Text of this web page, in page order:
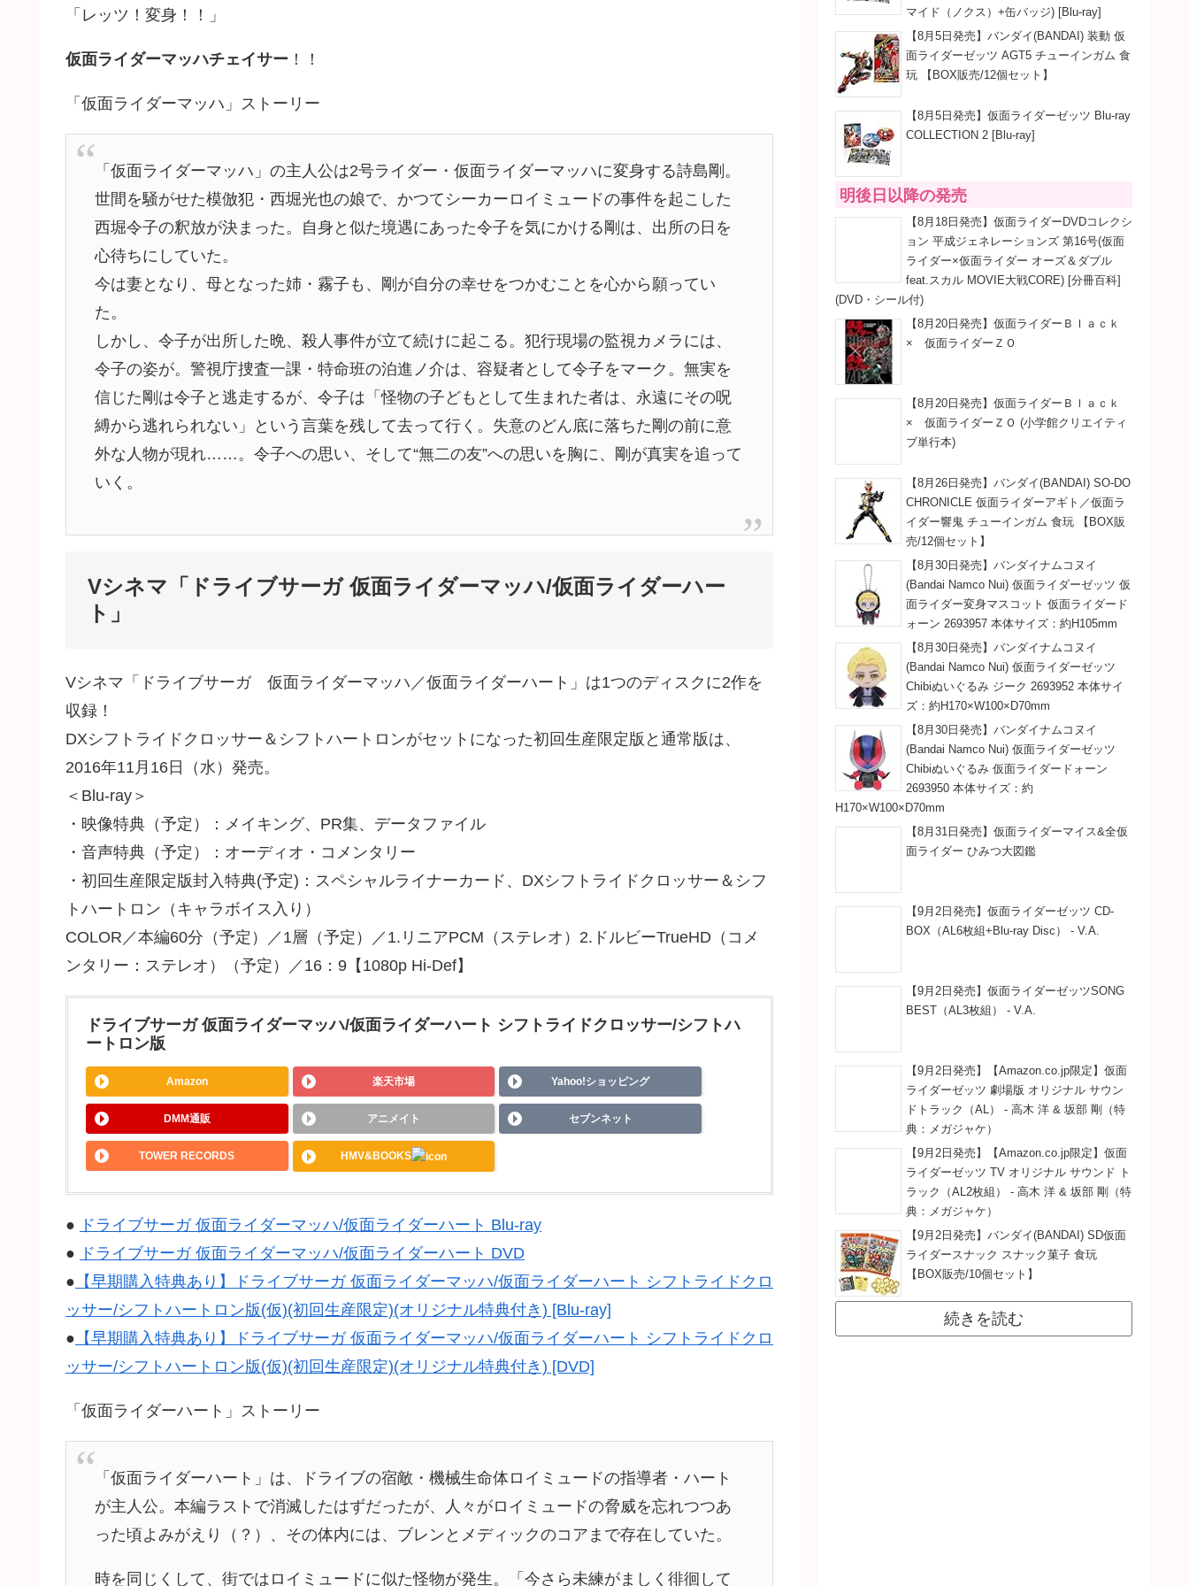
「レッツ！変身！！」
仮面ライダーマッハチェイサー ！！
「仮面ライダーマッハ」ストーリー
「仮面ライダーマッハ」の主人公は2号ライダー・仮面ライダーマッハに変身する詩島剛。
世間を騒がせた模倣犯・西堀光也の娘で、かつてシーカーロイミュードの事件を起こした
西堀令子の釈放が決まった。自身と似た境遇にあった令子を気にかける剛は、出所の日を
心待ちにしていた。
今は妻となり、母となった姉・霧子も、剛が自分の幸せをつかむことを心から願ってい
た。
しかし、令子が出所した晩、殺人事件が立て続けに起こる。犯行現場の監視カメラには、
令子の姿が。警視庁捜査一課・特命班の泊進ノ介は、容疑者として令子をマーク。無実を
信じた剛は令子と逃走するが、令子は「怪物の子どもとして生まれた者は、永遠にその呪
縛から逃れられない」という言葉を残して去って行く。失意のどん底に落ちた剛の前に意
外な人物が現れ……。令子への思い、そして“無二の友”への思いを胸に、剛が真実を追って
いく。
Vシネマ「ドライブサーガ 仮面ライダーマッハ/仮面ライダーハー
ト」
Vシネマ「ドライブサーガ 仮面ライダーマッハ／仮面ライダーハート」は1つのディスクに2作を
収録！
DXシフトライドクロッサー＆シフトハートロンがセットになった初回生産限定版と通常版は、
2016年11月16日（水）発売。
＜Blu-ray＞
・映像特典（予定）：メイキング、PR集、データファイル
・音声特典（予定）：オーディオ・コメンタリー
・初回生産限定版封入特典(予定)：スペシャルライナーカード、DXシフトライドクロッサー＆シフ
トハートロン（キャラボイス入り）
COLOR／本編60分（予定）／1層（予定）／1.リニアPCM（ステレオ）2.ドルビーTrueHD（コメ
ンタリー：ステレオ）（予定）／16：9【1080p Hi-Def】
ドライブサーガ 仮面ライダーマッハ/仮面ライダーハート シフトライドクロッサー/シフトハ
ートロン版
Amazon 楽天市場 Yahoo!ショッピング
DMM通販 アニメイト セブンネット
TOWER RECORDS HMV&BOOKS
●
ドライブサーガ 仮面ライダーマッハ/仮面ライダーハート Blu-ray
●
ドライブサーガ 仮面ライダーマッハ/仮面ライダーハート DVD
● 【早期購入特典あり】ドライブサーガ 仮面ライダーマッハ/仮面ライダーハート シフトライドクロ
ッサー/シフトハートロン版(仮)(初回生産限定)(オリジナル特典付き) [Blu-ray]
● 【早期購入特典あり】ドライブサーガ 仮面ライダーマッハ/仮面ライダーハート シフトライドクロ
ッサー/シフトハートロン版(仮)(初回生産限定)(オリジナル特典付き) [DVD]
「仮面ライダーハート」ストーリー
「仮面ライダーハート」は、ドライブの宿敵・機械生命体ロイミュードの指導者・ハート
が主人公。本編ラストで消滅したはずだったが、人々がロイミュードの脅威を忘れつつあ
った頃よみがえり（？）、その体内には、ブレンとメディックのコアまで存在していた。
時を同じくして、街ではロイミュードに似た怪物が発生。「今さら未練がましく徘徊して
マイド（ノクス）+缶バッジ) [Blu-ray]
【8月5日発売】バンダイ(BANDAI) 装動 仮
面ライダーゼッツ AGT5 チューインガム 食
玩 【BOX販売/12個セット】
【8月5日発売】仮面ライダーゼッツ Blu-ray
COLLECTION 2 [Blu-ray]
明後日以降の発売
【8月18日発売】仮面ライダーDVDコレクシ
ョン 平成ジェネレーションズ 第16号(仮面
ライダー×仮面ライダー オーズ＆ダブル
feat.スカル MOVIE大戦CORE) [分冊百科]
(DVD・シール付)
【8月20日発売】仮面ライダーＢｌａｃｋ
× 仮面ライダーＺＯ
【8月20日発売】仮面ライダーＢｌａｃｋ
× 仮面ライダーＺＯ (小学館クリエイティ
ブ単行本)
【8月26日発売】バンダイ(BANDAI) SO-DO
CHRONICLE 仮面ライダーアギト／仮面ラ
イダー響鬼 チューインガム 食玩 【BOX販
売/12個セット】
【8月30日発売】バンダイナムコヌイ
(Bandai Namco Nui) 仮面ライダーゼッツ 仮
面ライダー変身マスコット 仮面ライダード
ォーン 2693957 本体サイズ：約H105mm
【8月30日発売】バンダイナムコヌイ
(Bandai Namco Nui) 仮面ライダーゼッツ
Chibiぬいぐるみ ジーク 2693952 本体サイ
ズ：約H170×W100×D70mm
【8月30日発売】バンダイナムコヌイ
(Bandai Namco Nui) 仮面ライダーゼッツ
Chibiぬいぐるみ 仮面ライダードォーン
2693950 本体サイズ：約
H170×W100×D70mm
【8月31日発売】仮面ライダーマイス&全仮
面ライダー ひみつ大図鑑
【9月2日発売】仮面ライダーゼッツ CD-
BOX（AL6枚組+Blu-ray Disc） - V.A.
【9月2日発売】仮面ライダーゼッツSONG
BEST（AL3枚組） - V.A.
【9月2日発売】【Amazon.co.jp限定】仮面
ライダーゼッツ 劇場版 オリジナル サウン
ドトラック（AL） - 高木 洋 & 坂部 剛（特
典：メガジャケ）
【9月2日発売】【Amazon.co.jp限定】仮面
ライダーゼッツ TV オリジナル サウンド ト
ラック（AL2枚組） - 高木 洋 & 坂部 剛（特
典：メガジャケ）
【9月2日発売】バンダイ(BANDAI) SD仮面
ライダースナック スナック菓子 食玩
【BOX販売/10個セット】
続きを読む